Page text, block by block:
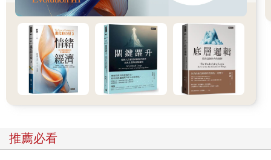
心傷神。那些專家的建議，並沒有讓這件事變得比較好受。對你
來說，社交就像在強迫自己偽裝成其他人。當然，這對外向者而
言很容易，但卻讓你感覺被逼著成為外向者。你覺得這一切極其
低俗、虛假，更何況你還討厭閒聊！你默默告訴自己：「看來，
我就是不適合做這種事。」
我也有過這種經驗。對你我這樣的內向者來說，如果強迫自己這
麼做，那社交無異是種折磨。這並非我們選擇這份職業的初衷。
我們只是想過上好日子、從事喜愛的工作，同時還能兼顧家庭與
我們是怎麼陷入這種混亂的？
推薦必看